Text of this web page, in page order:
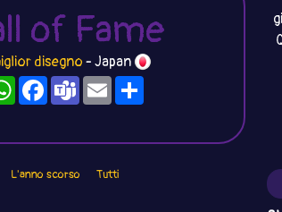
of Fame
disegno - Japan
WhatsAppFacebook
TeamsEmailCondividi
L'anno scorso Tutti